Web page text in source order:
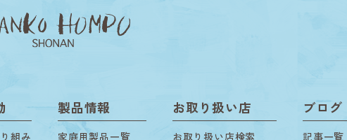
組み
製品情報
家庭用製品一覧
お取り扱い店
お取り扱い店検索
ブログ
記事一覧